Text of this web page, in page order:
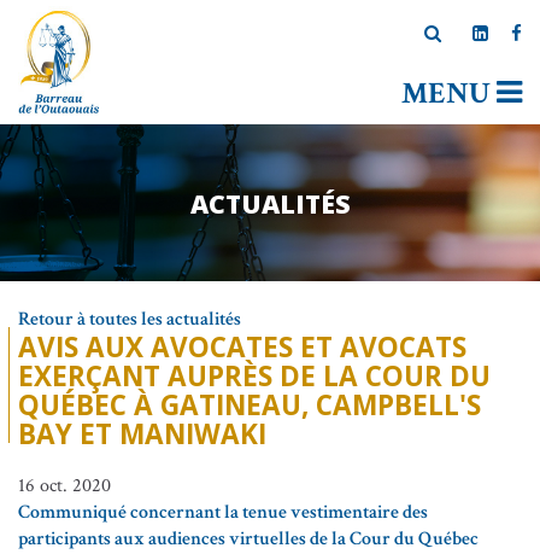
MENU
ACTUALITÉS
Retour à toutes les actualités
AVIS AUX AVOCATES ET AVOCATS
EXERÇANT AUPRÈS DE LA COUR DU
QUÉBEC À GATINEAU, CAMPBELL'S
BAY ET MANIWAKI
16 oct. 2020
Communiqué concernant la tenue vestimentaire des
participants aux audiences virtuelles de la Cour du Québec